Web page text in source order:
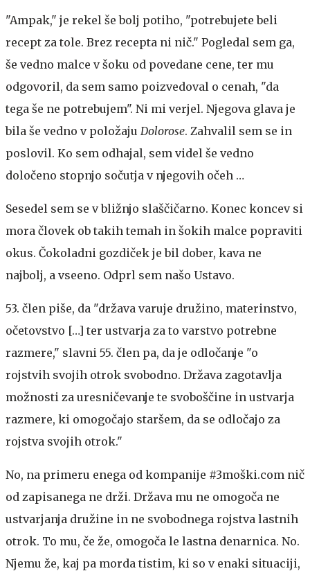
"Ampak," je rekel še bolj potiho, "potrebujete beli
recept za tole. Brez recepta ni nič." Pogledal sem ga,
še vedno malce v šoku od povedane cene, ter mu
odgovoril, da sem samo poizvedoval o cenah, "da
tega še ne potrebujem". Ni mi verjel. Njegova glava je
bila še vedno v položaju Dolorose. Zahvalil sem se in
poslovil. Ko sem odhajal, sem videl še vedno
določeno stopnjo sočutja v njegovih očeh …
Sesedel sem se v bližnjo slaščičarno. Konec koncev si
mora človek ob takih temah in šokih malce popraviti
okus. Čokoladni gozdiček je bil dober, kava ne
najbolj, a vseeno. Odprl sem našo Ustavo.
53. člen piše, da "država varuje družino, materinstvo,
očetovstvo […] ter ustvarja za to varstvo potrebne
razmere," slavni 55. člen pa, da je odločanje "o
rojstvih svojih otrok svobodno. Država zagotavlja
možnosti za uresničevanje te svoboščine in ustvarja
razmere, ki omogočajo staršem, da se odločajo za
rojstva svojih otrok."
No, na primeru enega od kompanije #3moški.com nič
od zapisanega ne drži. Država mu ne omogoča ne
ustvarjanja družine in ne svobodnega rojstva lastnih
otrok. To mu, če že, omogoča le lastna denarnica. No.
Njemu že, kaj pa morda tistim, ki so v enaki situaciji,